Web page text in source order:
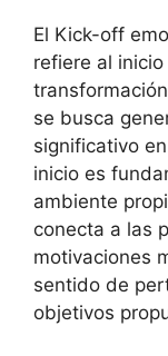
El Kick-off
refiere al
se busca
significativo
inicio es
ambiente
conecta a las
motivaciones
sentido de
objetivos